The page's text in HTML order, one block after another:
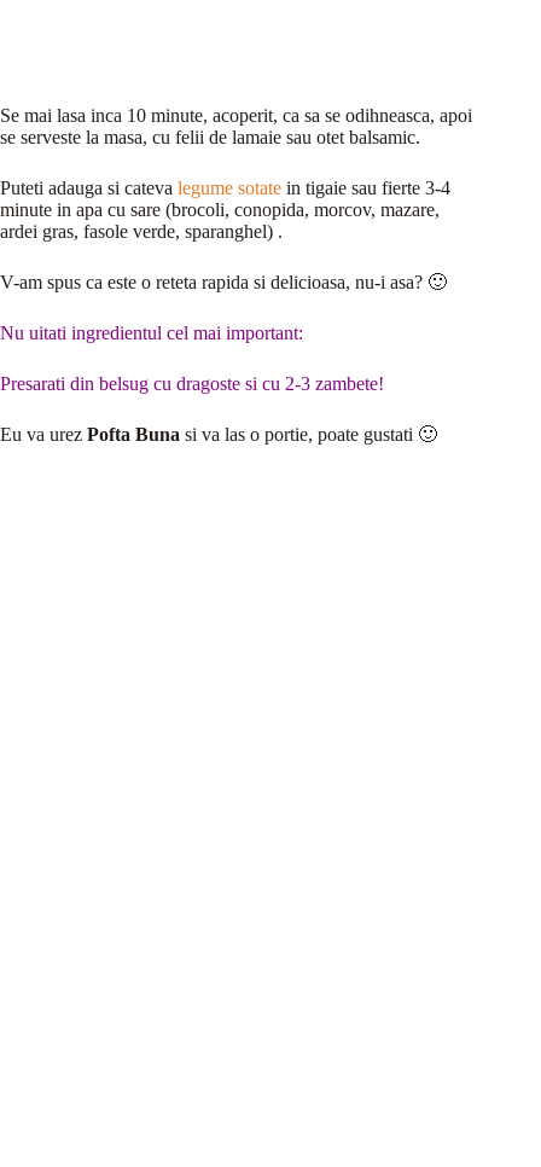
Se mai lasa inca 10 minute, acoperit, ca sa se odihneasca, apoi
se serveste la masa, cu felii de lamaie sau otet balsamic.
Puteti adauga si cateva legume sotate in tigaie sau fierte 3-4
minute in apa cu sare (brocoli, conopida, morcov, mazare,
ardei gras, fasole verde, sparanghel) .
V-am spus ca este o reteta rapida si delicioasa, nu-i asa? 🙂
Nu uitati ingredientul cel mai important:
Presarati din belsug cu dragoste si cu 2-3 zambete!
Eu va urez Pofta Buna si va las o portie, poate gustati 🙂